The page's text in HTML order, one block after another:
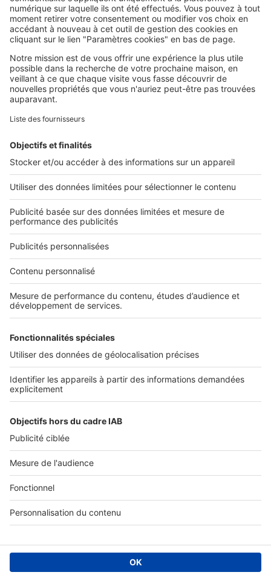
SeLoger c'est aussi
Retrouvez-nous sur ...
L'ENTREPRISE
Qui sommes-nous ?
Nous contacter
Nous recrutons
NOS APPLICATIONS
Découvrez nos applications
Tous nos services pro
Accès client
Mes annonces sur SeLoger
À DÉCOUVRIR
Tout l'immobilier
Toutes les villes
Tous les départements
Toutes les régions
SeLoger © 1992 - 2023
Annonces Immobilières
Paramétrer mes cookies
Conditions Générales d'Utilisation